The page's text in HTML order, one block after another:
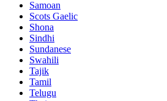
Samoan
Scots Gaelic
Shona
Sindhi
Sundanese
Swahili
Tajik
Tamil
Telugu